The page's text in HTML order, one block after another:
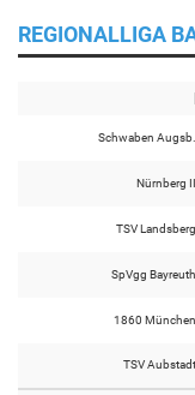
REGIONALLIGA
Schwaben Augsb.
Nürnberg II
TSV Landsberg
SpVgg Bayreuth
1860 München
TSV Aubstadt